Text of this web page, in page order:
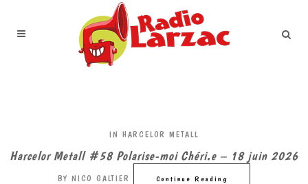
IN HARCELOR METALL
Harcelor Metall #58 Polarise-moi Chéri.e – 18 juin 2026
BY NICO GALTIER Continue Reading